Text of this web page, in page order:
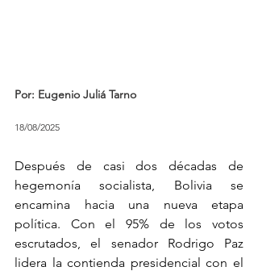
Por: Eugenio Juliá Tarno
18/08/2025
Después de casi dos décadas de
hegemonía socialista, Bolivia se
encamina hacia una nueva etapa
política. Con el 95% de los votos
escrutados, el senador Rodrigo Paz
lidera la contienda presidencial con el